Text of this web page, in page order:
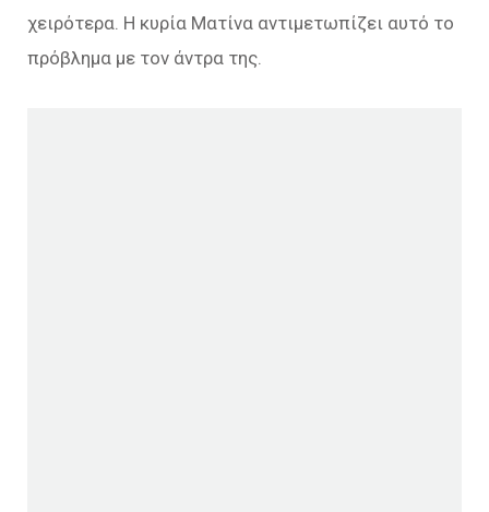
χειρότερα. Η κυρία Ματίνα αντιμετωπίζει αυτό το
πρόβλημα με τον άντρα της.